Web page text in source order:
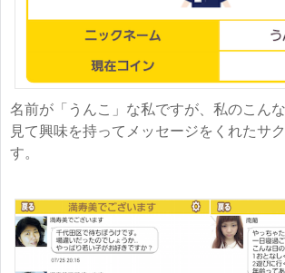
名前が「うんこ」な私ですが、私のこん
見て興味を持ってメッセージをくれたサ
す。